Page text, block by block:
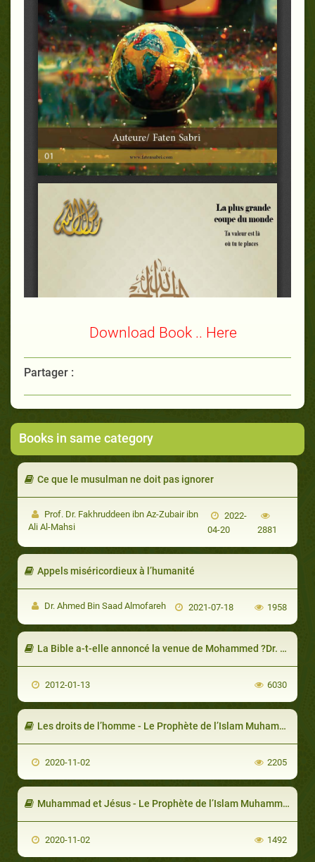
Download Book .. Here
Partager :
Books in same category
Ce que le musulman ne doit pas ignorer
Prof. Dr. Fakhruddeen ibn Az-Zubair ibn
Ali Al-Mahsi
2022-
04-20
2881
Appels miséricordieux à l’humanité
Dr. Ahmed Bin Saad Almofareh 2021-07-18 1958
La Bible a-t-elle annoncé la venue de Mohammed ?Dr. Mounquidh Assaquâr
2012-01-13 6030
Les droits de l’homme - Le Prophète de l’Islam Muhammad (Partie 14/14)
2020-11-02 2205
Muhammad et Jésus - Le Prophète de l’Islam Muhammad (Partie 7/14)
2020-11-02 1492